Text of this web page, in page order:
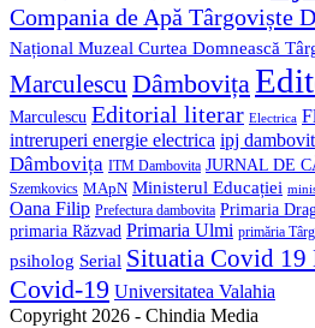
Compania de Apă Târgoviște
Național Muzeal Curtea Domnească
Marculescu Dâmbovița
Marculescu Editorial literar Electrica
intreruperi energie electrica ipj
Dâmbovița ITM Dambovita JURNAL DE
Szemkovics MApN Ministerul Educației
Oana Filip Prefectura dambovita Primaria
primaria Răzvad Primaria Ulmi primăria
psiholog Serial Situatia Covid 19
Covid-19 Universitatea Valahia
Copyright 2026 - Chindia Media